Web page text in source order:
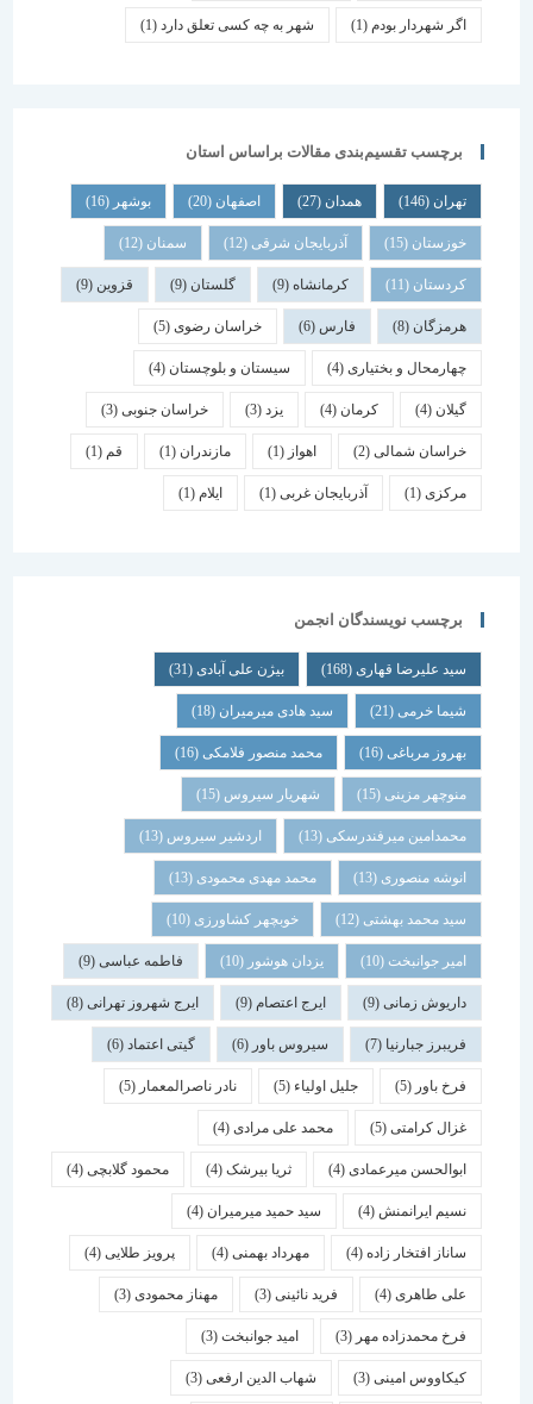
اگر شهردار بودم (1) شهر به چه کسی تعلق دارد(1)
برچسب تقسیم‌بندی مقالات براساس استان
همدان اصفهان (20) بوشهر
خوزستان(15) آذربایجان شرقی(12) سمنان (12)
کردستان(11) کرمانشاه(9) گلستان (9) قزوین
هرمزگان(8) فارس خراسان رضوی(5)
چهارمحال و بختیاری (4) سیستان و بلوچستان(4)
کرمان یزد خراسان جنوبی(3)
خراسان شمالی(2) اهواز مازندران(1) قم
(1) آذربایجان غربی(1) ایلام
برچسب نویسندگان انجمن
سید علیرضا قهاری(168) بیژن علی آبادی(31)
شیما خرمی(21) سید هادی میرمیران(18)
بهروز مرباغی (16) محمد منصور فلامکی (16)
منوچهر مزینی(15) شهریار سیروس(15)
محمدامین میرفندرسکی(13) اردشیر سیروس(13)
انوشه منصوری(13) محمد مهدی محمودی(13)
سید محمد بهشتی(12) خوبچهر کشاورزی(10)
امیر جوانبخت(10) یزدان هوشور(10) فاطمه عباسی(9)
داریوش زمانی(9) ایرج اعتصام(9) ایرج شهروز تهرانی(8)
فریبرز جبارنیا(7) سیروس باور(6) گیتی اعتماد(6)
فرخ باور(5) جلیل اولیاء(5) نادر ناصرالمعمار (5)
غزال کرامتی(5) محمد علی مرادی(4)
ابوالحسن میرعمادی(4) ثریا بیرشک(4) محمود گلابچی(4)
نسیم ایرانمنش(4) سید حمید میرمیران(4)
ساناز افتخار زاده(4) مهرداد بهمنی (4) پرویز طلایی(4)
علی طاهری(4) فرید نائینی(3) مهناز محمودی(3)
فرخ محمدزاده مهر(3) امید جوانبخت(3)
کیکاووس امینی(3) شهاب الدین ارفعی(3)